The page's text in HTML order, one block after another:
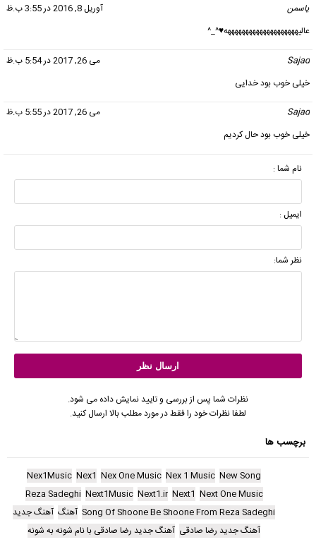
یاسمن
آوریل 8, 2016 در 3:55 ب.ظ
عالیههههههههههههههههههههه♥^_^
Sajad
می 26, 2017 در 5:54 ب.ظ
خیلی خوب بود خدایی
Sajad
می 26, 2017 در 5:55 ب.ظ
خیلی خوب بود حال کردیم
نام شما :
ایمیل :
نظر شما:
نظرات شما پس از بررسی و تایید نمایش داده می شود.
لطفا نظرات خود را فقط در مورد مطلب بالا ارسال کنید.
برچسب ها
New Song
Nex 1 Music
Nex One Music
Nex1
Nex1Music
Next One Music
Next1
Next1.ir
Next1Music
Reza Sadeghi
Song Of Shoone Be Shoone From Reza Sadeghi آهنگ آهنگ جدید
آهنگ جدید رضا صادقی آهنگ جدید رضا صادقی با نام شونه به شونه